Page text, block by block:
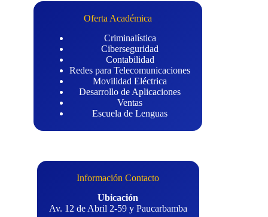
Oferta Académica
Criminalística
Ciberseguridad
Contabilidad
Redes para Telecomunicaciones
Movilidad Eléctrica
Desarrollo de Aplicaciones
Ventas
Escuela de Lenguas
Información Contacto
Ubicación
Av. 12 de Abril 2-59 y Paucarbamba